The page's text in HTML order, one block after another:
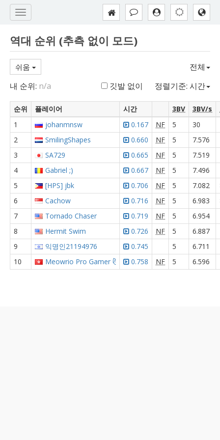
역대 순위 (추측 없이 모드)
쉬움
전체
내 순위: n/a 깃발 없이 정렬기준: 시간
순위 플레이어 시간 3BV 3BV/s
1
johanmnsw 0.167 NF 5 30
2
SmilingShapes 0.660 NF 5 7.576
3
SA729 0.665 NF 5 7.519
4
Gabriel ;) 0.667 NF 5 7.496
5
[HPS] jbk 0.706 NF 5 7.082
6
Cachow 0.716 NF 5 6.983
7
Tornado Chaser 0.719 NF 5 6.954
8
Hermit Swim 0.726 NF 5 6.887
9
익명인21194976 0.745 5 6.711
10
Meowrio Pro Gamer 😼 0.758 NF 5 6.596